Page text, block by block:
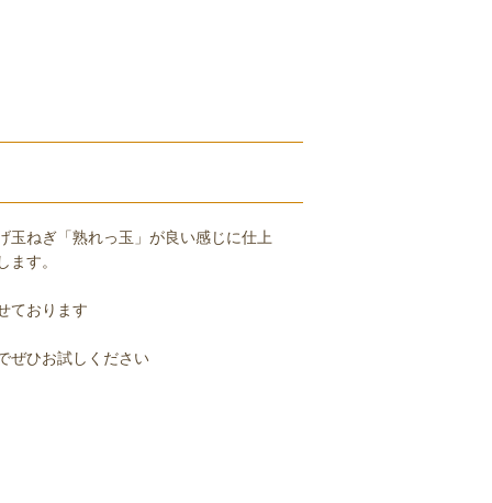
玉ねぎ「熟れっ玉」が良い感じに仕上
す。
ております
ぜひお試しください